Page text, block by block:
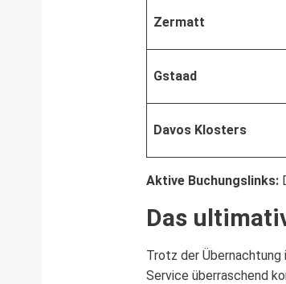
Zermatt
Gstaad
Davos Klosters
Aktive Buchungslinks:
Das
Trotz der
Service überraschend